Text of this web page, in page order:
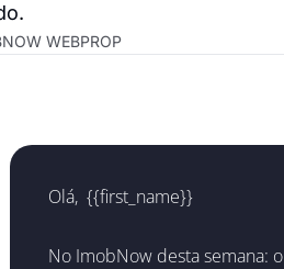
WEBPROP
Olá,  {{first_name}}
No ImobNow desta semana: o